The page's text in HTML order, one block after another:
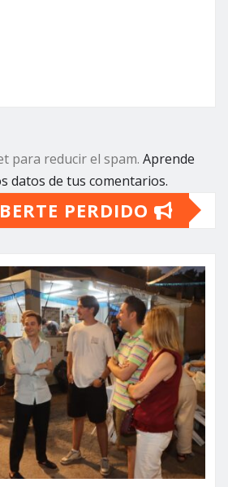
para reducir el spam. Aprende
datos de tus comentarios.
PERDIDO